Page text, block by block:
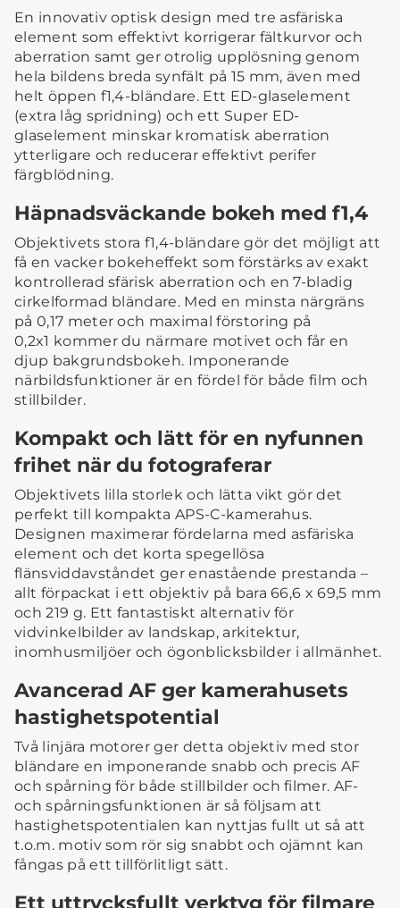
En innovativ optisk design med tre asfäriska
element som effektivt korrigerar fältkurvor och
aberration samt ger otrolig upplösning genom
hela bildens breda synfält på 15 mm, även med
helt öppen f1,4-bländare. Ett ED-glaselement
(extra låg spridning) och ett Super ED-
glaselement minskar kromatisk aberration
ytterligare och reducerar effektivt perifer
färgblödning.
Häpnadsväckande bokeh med f1,4
Objektivets stora f1,4-bländare gör det möjligt att
få en vacker bokeheffekt som förstärks av exakt
kontrollerad sfärisk aberration och en 7-bladig
cirkelformad bländare. Med en minsta närgräns
på 0,17 meter och maximal förstoring på
0,2x1 kommer du närmare motivet och får en
djup bakgrundsbokeh. Imponerande
närbildsfunktioner är en fördel för både film och
stillbilder.
Kompakt och lätt för en nyfunnen
frihet när du fotograferar
Objektivets lilla storlek och lätta vikt gör det
perfekt till kompakta APS-C-kamerahus.
Designen maximerar fördelarna med asfäriska
element och det korta spegellösa
flänsviddavståndet ger enastående prestanda –
allt förpackat i ett objektiv på bara 66,6 x 69,5 mm
och 219 g. Ett fantastiskt alternativ för
vidvinkelbilder av landskap, arkitektur,
inomhusmiljöer och ögonblicksbilder i allmänhet.
Avancerad AF ger kamerahusets
hastighetspotential
Två linjära motorer ger detta objektiv med stor
bländare en imponerande snabb och precis AF
och spårning för både stillbilder och filmer. AF-
och spårningsfunktionen är så följsam att
hastighetspotentialen kan nyttjas fullt ut så att
t.o.m. motiv som rör sig snabbt och ojämnt kan
fångas på ett tillförlitligt sätt.
Ett uttrycksfullt verktyg för filmare